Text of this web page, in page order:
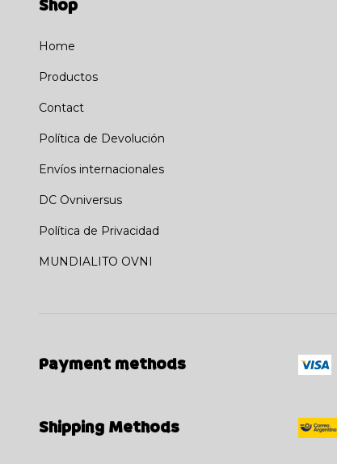
Shop
Home
Productos
Contact
Política de Devolución
Envíos internacionales
DC Ovniversus
Política de Privacidad
MUNDIALITO OVNI
Payment methods
Shipping Methods